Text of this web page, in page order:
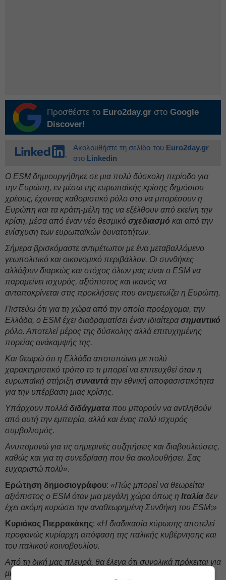
Προσθέστε το Euro2day.gr στο Google
Discover!
Ακολουθήστε τη σελίδα του Euro2day.gr
στο Linkedin
Ο ESM δημιουργήθηκε σε μια πολύ δύσκολη περίοδο για
την Ευρώπη, εν μέσω της ευρωπαϊκής κρίσης δημόσιου
χρέους, έχοντας καθοριστικό ρόλο στο να μπορέσουν η
Ευρώπη και τα κράτη-μέλη της να εξέλθουν από εκείνη την
κρίση, μέσα από έναν νέο θεσμικό σχεδιασμό και από την
ενίσχυση των ευρωπαϊκών δυνατοτήτων.
Σήμερα βρισκόμαστε αντιμέτωποι με ένα μεταβαλλόμενο
γεωπολιτικό και οικονομικό περιβάλλον. Οι συνθήκες
αλλάζουν διαρκώς και στόχος όλων μας είναι ο ESM να
παραμείνει ισχυρός, αξιόπιστος και ικανός να
ανταποκρίνεται στις προκλήσεις που αντιμετωίζει η Ευρώπη.
Πιστεύω ότι για τη χώρα από την οποία προέρχομαι, την
Ελλάδα, ο ESM έχει διαδραματίσει έναν ιδιαίτερα σημαντικό
ρόλο. Αποτελεί μέρος της δύσκολης αλλά επιτυχημένης
πορείας ανάκαμψής της.
Και θεωρώ ότι η Ελλάδα αποτυπώνει με πολύ
χαρακτηριστικό τρόπο το τι μπορεί να επιτευχθεί όταν η
ευρωπαϊκή στήριξη συναντά την εθνική αποφασιστικότητα
για την υπέρβαση μιας κρίσης.
Υπάρχουν πολλά διδάγματα που μπορούν να αντληθούν
από αυτή την εμπειρία, αλλά και ένας πολύ ισχυρός
συμβολισμός.
Ανυπομονώ για τις σημερινές συζητήσεις και διαβουλεύσεις,
καθώς και για τη συνεδρίαση που θα ακολουθήσει. Σας
ευχαριστώ πολύ».
Ερώτηση δημοσιογράφου: «Πώς μπορεί να θεωρείται
αξιόπιστος ο ESM όταν μια μεγάλη χώρα όπως η Ιταλία δεν
έχει ακόμη κυρώσει την αναθεωρημένη Συνθήκη του ESM;»
Κυριάκος Πιερρακάκης: «Η διαδικασία κύρωσης αποτελεί
προφανώς κυρίαρχη απόφαση της ιταλικής κυβέρνησης και
του ιταλικού κοινοβουλίου.
Από τη δική μας πλευρά, θα έλεγα ότι συνολικά πρόκειται για
μια